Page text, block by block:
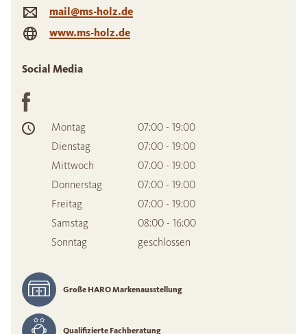
mail@ms-holz.de
www.ms-holz.de
Social Media
Montag
07:00 - 19:00
Dienstag
07:00 - 19:00
Mittwoch
07:00 - 19:00
Donnerstag
07:00 - 19:00
Freitag
07:00 - 19:00
Samstag
08:00 - 16:00
Sonntag
geschlossen
Große HARO Markenausstellung
Qualifizierte Fachberatung